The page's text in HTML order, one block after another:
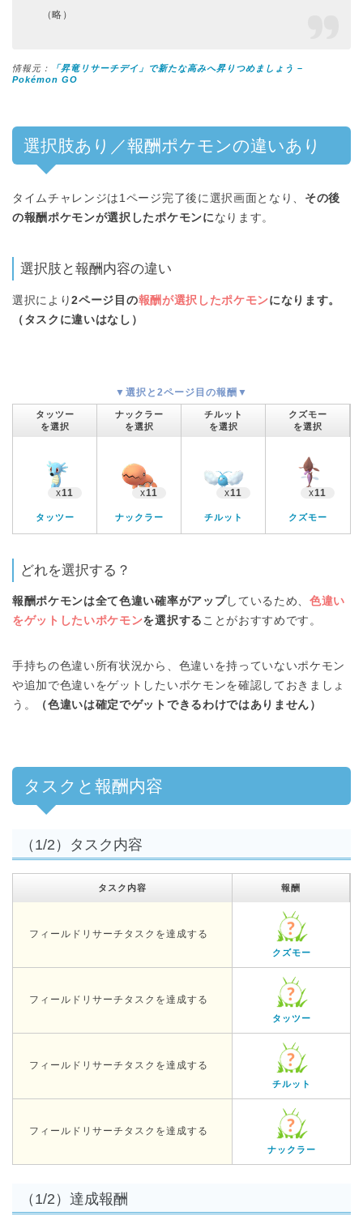
（略）
情報元：
「昇竜リサーチデイ」で新たな高みへ昇りつめましょう –
Pokémon GO
選択肢あり／報酬ポケモンの違いあり
タイムチャレンジは1ページ完了後に選択画面となり、 その後
の報酬ポケモンが選択したポケモンに なります。
選択肢と報酬内容の違い
選択により2ページ目の報酬が選択したポケモンになります。
（タスクに違いはなし）
▼選択と2ページ目の報酬▼
タッツー
を選択
ナックラー
を選択
チルット
を選択
クズモー
を選択
x11
タッツー
x11
ナックラー
x11
チルット
x11
クズモー
どれを選択する？
報酬ポケモンは全て色違い確率がアップしているため、色違い
をゲットしたいポケモンを選択する ことがおすすめです。
手持ちの色違い所有状況から、色違いを持っていないポケモン
や追加で色違いをゲットしたいポケモンを確認しておきましょ
う。
（色違いは確定でゲットできるわけではありません）
タスクと報酬内容
（1/2）タスク内容
タスク内容 報酬
フィールドリサーチタスクを達成する
クズモー
フィールドリサーチタスクを達成する
タッツー
フィールドリサーチタスクを達成する
チルット
フィールドリサーチタスクを達成する
ナックラー
（1/2）達成報酬